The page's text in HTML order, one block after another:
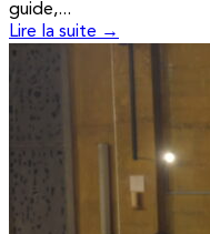
guide,...
Lire la suite →